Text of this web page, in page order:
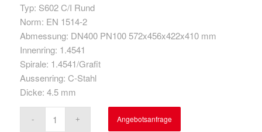
Typ: S602 C/I Rund
Norm: EN 1514-2
Abmessung: DN400 PN100 572x456x422x410 mm
Innenring: 1.4541
Spirale: 1.4541/Grafit
Aussenring: C-Stahl
Dicke: 4.5 mm
Angebotsanfrage